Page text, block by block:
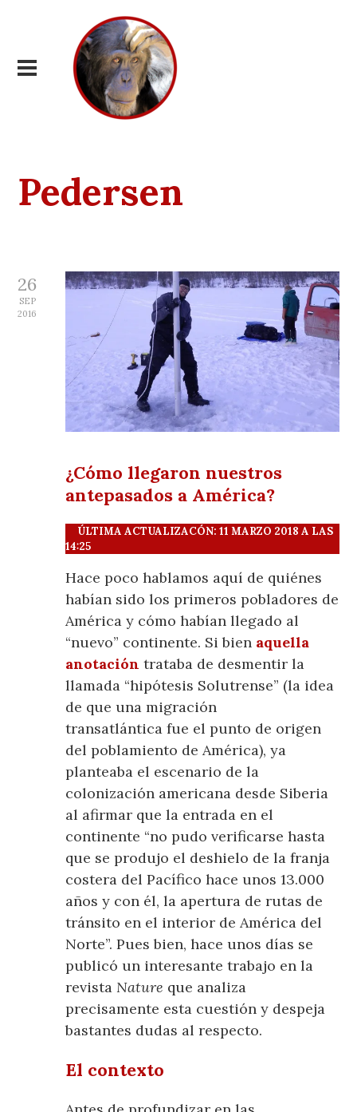
Pedersen
26
SEP
2016
¿Cómo llegaron nuestros
antepasados a América?
ÚLTIMA ACTUALIZACÓN: 11 MARZO 2018 A LAS
14:25
Hace poco hablamos aquí de quiénes
habían sido los primeros pobladores de
América y cómo habían llegado al
“nuevo” continente. Si bien aquella
anotación trataba de desmentir la
llamada “hipótesis Solutrense” (la idea
de que una migración
transatlántica fue el punto de origen
del poblamiento de América), ya
planteaba el escenario de la
colonización americana desde Siberia
al afirmar que la entrada en el
continente “no pudo verificarse hasta
que se produjo el deshielo de la franja
costera del Pacífico hace unos 13.000
años y con él, la apertura de rutas de
tránsito en el interior de América del
Norte”. Pues bien, hace unos días se
publicó un interesante trabajo en la
revista Nature que analiza
precisamente esta cuestión y despeja
bastantes dudas al respecto.
El contexto